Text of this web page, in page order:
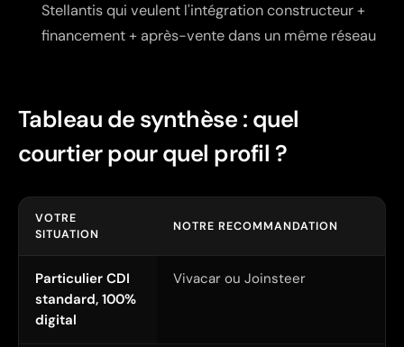
Stellantis qui veulent l'intégration constructeur +
financement + après-vente dans un même réseau
Tableau de synthèse : quel
courtier pour quel profil ?
VOTRE
SITUATION
NOTRE RECOMMANDATION
Particulier CDI
standard, 100%
digital
Vivacar ou Joinsteer